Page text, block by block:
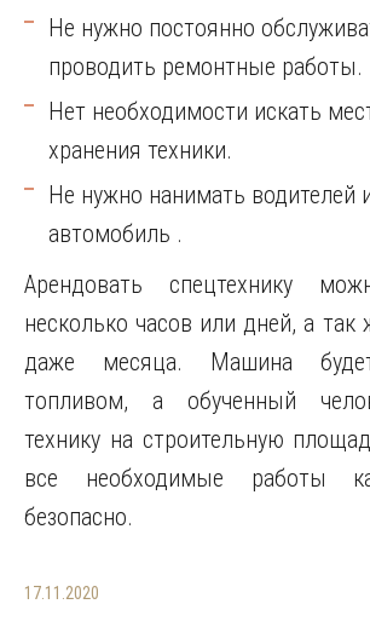
Не нужно постоянно
проводить ремонтные работы.
Нет необходимости искать
хранения техники.
Не нужно нанимать водителей
автомобиль .
Арендовать спецтехнику
несколько часов или дней, а так
даже месяца. Машина
топливом, а обученный
технику на строительную
все необходимые работы
безопасно.
17.11.2020